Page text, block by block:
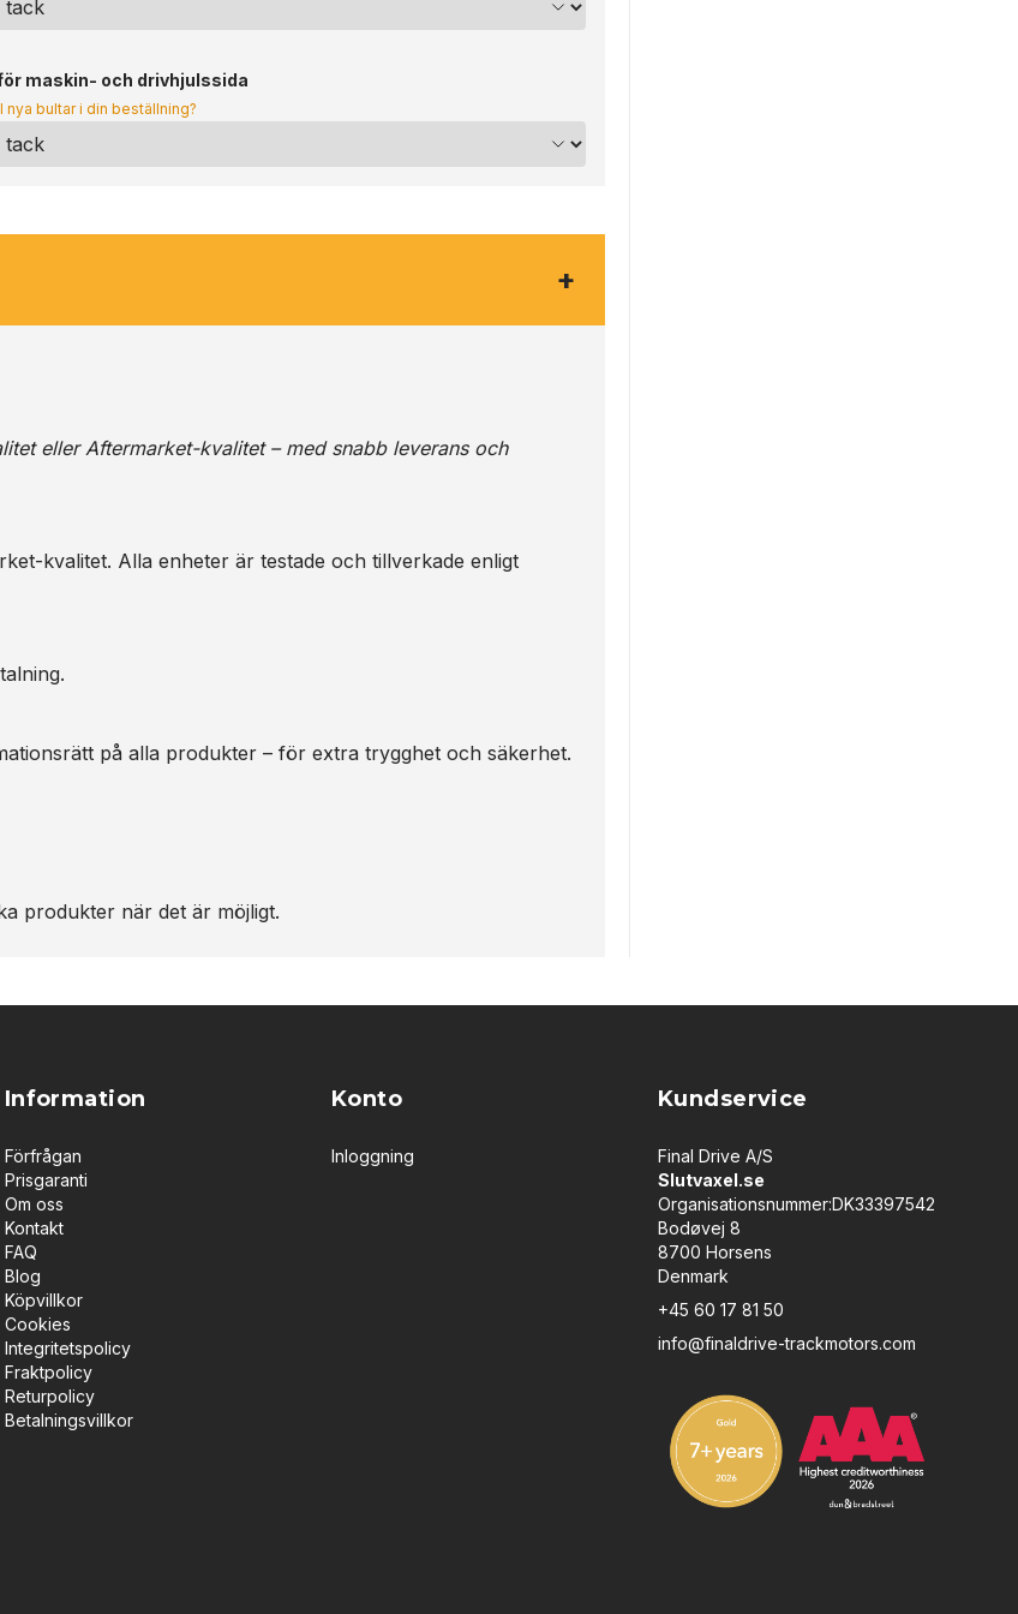
maskin- och drivhjulssida
nya bultar i din beställning?
+
eller Aftermarket-kvalitet – med snabb leverans och
kvalitet. Alla enheter är testade och tillverkade enligt
på alla produkter – för extra trygghet och säkerhet.
produkter när det är möjligt.
Information
Förfrågan
Prisgaranti
Om oss
Kontakt
FAQ
Blog
Köpvillkor
Cookies
Integritetspolicy
Fraktpolicy
Returpolicy
Betalningsvillkor
Konto
Inloggning
Kundservice
Final Drive A/S
Slutvaxel.se
Organisationsnummer:DK33397542
Bodøvej 8
8700 Horsens
Denmark
+45 60 17 81 50
info@finaldrive-trackmotors.com